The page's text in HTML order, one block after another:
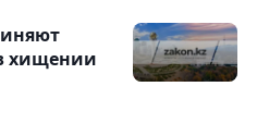
хищении